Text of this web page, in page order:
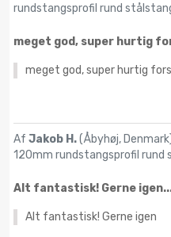
rundstangsprofil rund
meget god, super hurtig
meget god, super hurtig
Af Jakob H.(Åbyhøj,
120mm rundstangsprofil
Alt fantastisk! Gerne
Alt fantastisk! Gerne igen